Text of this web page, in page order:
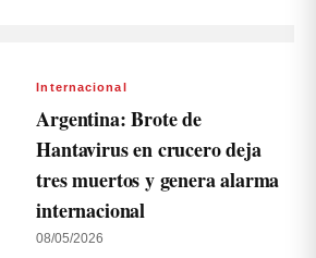
Internacional
Argentina: Brote de
Hantavirus en crucero deja
tres muertos y genera alarma
internacional
08/05/2026